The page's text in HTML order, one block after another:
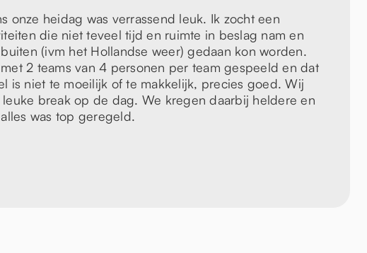
onze heidag was verrassend leuk. Ik zocht een
die niet teveel tijd en ruimte in beslag nam en
(ivm het Hollandse weer) gedaan kon worden.
2 teams van 4 personen per team gespeeld en dat
is niet te moeilijk of te makkelijk, precies goed. Wij
break op de dag. We kregen daarbij heldere en
was top geregeld.